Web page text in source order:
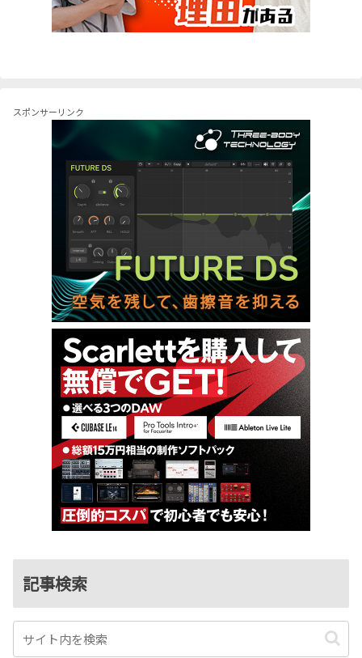
スポンサーリンク
記事検索